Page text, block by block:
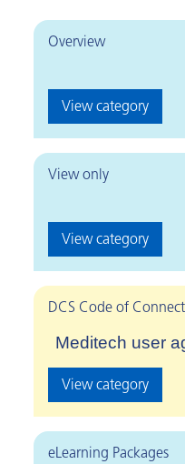
Overview
View category
View only
View category
DCS Code of
Meditech user
View category
eLearning Packages